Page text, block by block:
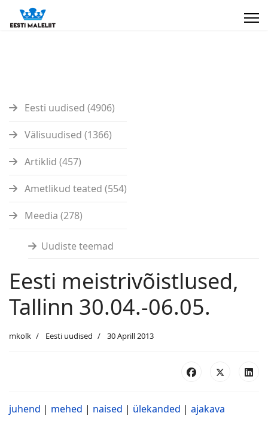
Eesti uudised (4906)
Välisuudised (1366)
Artiklid (457)
Ametlikud teated (554)
Meedia (278)
Uudiste teemad
Eesti meistrivõistlused,
Tallinn 30.04.-06.05.
mkolk Eesti uudised 30 Aprill 2013
juhend | mehed | naised | ülekanded | ajakava